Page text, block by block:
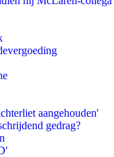
aangehouden'
gedrag?